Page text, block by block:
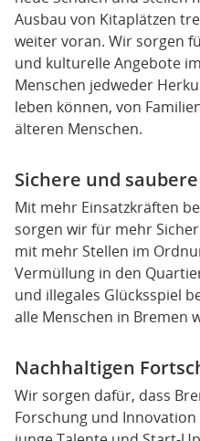
Ausbau von Kitaplätzen
weiter voran. Wir sorgen
und kulturelle Angebote
Menschen jedweder
leben können, von
älteren Menschen.
Sichere und
Mit mehr Einsatzkräften
sorgen wir für mehr
mit mehr Stellen im
Vermüllung in den
und illegales Glücksspiel
alle Menschen in Bremen
Nachhaltigen
Wir sorgen dafür, dass
Forschung und